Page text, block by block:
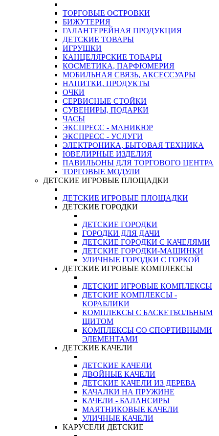
ТОРГОВЫЕ ОСТРОВКИ
БИЖУТЕРИЯ
ГАЛАНТЕРЕЙНАЯ ПРОДУКЦИЯ
ДЕТСКИЕ ТОВАРЫ
ИГРУШКИ
КАНЦЕЛЯРСКИЕ ТОВАРЫ
КОСМЕТИКА, ПАРФЮМЕРИЯ
МОБИЛЬНАЯ СВЯЗЬ, АКСЕССУАРЫ
НАПИТКИ, ПРОДУКТЫ
ОЧКИ
СЕРВИСНЫЕ СТОЙКИ
СУВЕНИРЫ, ПОДАРКИ
ЧАСЫ
ЭКСПРЕСС - МАНИКЮР
ЭКСПРЕСС - УСЛУГИ
ЭЛЕКТРОНИКА, БЫТОВАЯ ТЕХНИКА
ЮВЕЛИРНЫЕ ИЗДЕЛИЯ
ПАВИЛЬОНЫ ДЛЯ ТОРГОВОГО ЦЕНТРА
ТОРГОВЫЕ МОДУЛИ
ДЕТСКИЕ ИГРОВЫЕ ПЛОЩАДКИ
ДЕТСКИЕ ИГРОВЫЕ ПЛОЩАДКИ
ДЕТСКИЕ ГОРОДКИ
ДЕТСКИЕ ГОРОДКИ
ГОРОДКИ ДЛЯ ДАЧИ
ДЕТСКИЕ ГОРОДКИ С КАЧЕЛЯМИ
ДЕТСКИЕ ГОРОДКИ-МАШИНКИ
УЛИЧНЫЕ ГОРОДКИ С ГОРКОЙ
ДЕТСКИЕ ИГРОВЫЕ КОМПЛЕКСЫ
ДЕТСКИЕ ИГРОВЫЕ КОМПЛЕКСЫ
ДЕТСКИЕ КОМПЛЕКСЫ -
КОРАБЛИКИ
КОМПЛЕКСЫ С БАСКЕТБОЛЬНЫМ
ЩИТОМ
КОМПЛЕКСЫ СО СПОРТИВНЫМИ
ЭЛЕМЕНТАМИ
ДЕТСКИЕ КАЧЕЛИ
ДЕТСКИЕ КАЧЕЛИ
ДВОЙНЫЕ КАЧЕЛИ
ДЕТСКИЕ КАЧЕЛИ ИЗ ДЕРЕВА
КАЧАЛКИ НА ПРУЖИНЕ
КАЧЕЛИ - БАЛАНСИРЫ
МАЯТНИКОВЫЕ КАЧЕЛИ
УЛИЧНЫЕ КАЧЕЛИ
КАРУСЕЛИ ДЕТСКИЕ